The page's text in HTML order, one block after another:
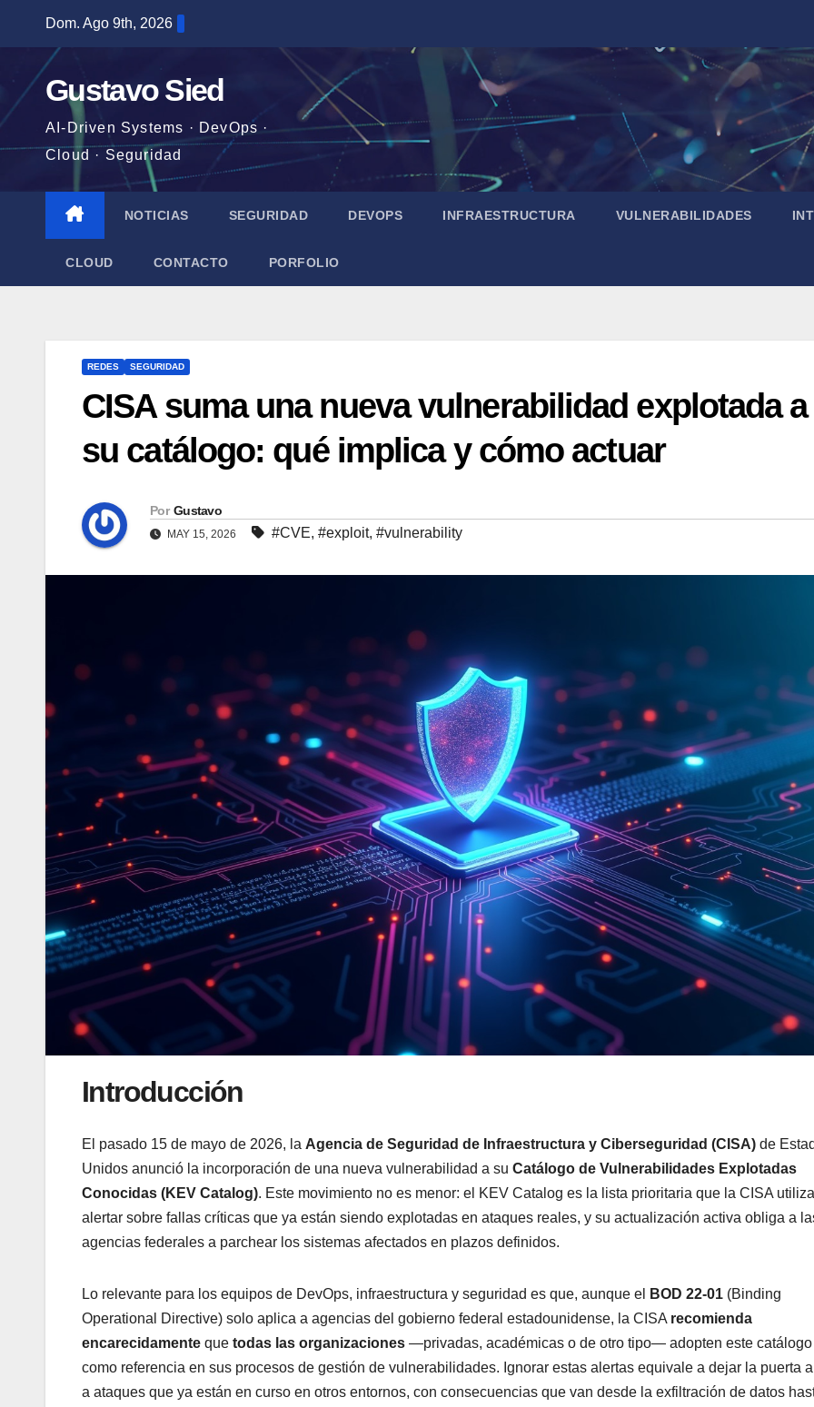
contenido
Dom. Ago 9th, 2026
Gustavo Sied
AI-Driven Systems · DevOps ·
Cloud · Seguridad
NOTICIAS SEGURIDAD DEVOPS INFRAESTRUCTURA VULNERABILIDADES
CLOUD CONTACTO PORFOLIO
REDES SEGURIDAD
CISA suma una nueva vulnerabilidad explotada a
su catálogo: qué implica y cómo actuar
Por Gustavo
MAY 15, 2026 #CVE, #exploit, #vulnerability
Introducción
El pasado 15 de mayo de 2026, la Agencia de Seguridad de Infraestructura y Ciberseguridad (CISA) de
Unidos anunció la incorporación de una nueva vulnerabilidad a su Catálogo de Vulnerabilidades Explotadas
Conocidas (KEV Catalog). Este movimiento no es menor: el KEV Catalog es la lista prioritaria que la CISA
alertar sobre fallas críticas que ya están siendo explotadas en ataques reales, y su actualización activa obliga a
agencias federales a parchear los sistemas afectados en plazos definidos.
Lo relevante para los equipos de DevOps, infraestructura y seguridad es que, aunque el BOD 22-01 (Binding
Operational Directive) solo aplica a agencias del gobierno federal estadounidense, la CISA recomienda
encarecidamente que todas las organizaciones —privadas, académicas o de otro tipo— adopten este catálogo
como referencia en sus procesos de gestión de vulnerabilidades. Ignorar estas alertas equivale a dejar la puerta
a ataques que ya están en curso en otros entornos, con consecuencias que van desde la exfiltración de datos